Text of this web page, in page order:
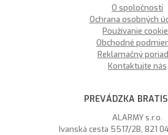
O spoločnosti
Ochrana osobných
Používanie
Obchodné
Reklamačný
Kontaktujte nás
PREVÁDZKA
ALARMY s.r.o.
Ivanská cesta 5517/2B, 821